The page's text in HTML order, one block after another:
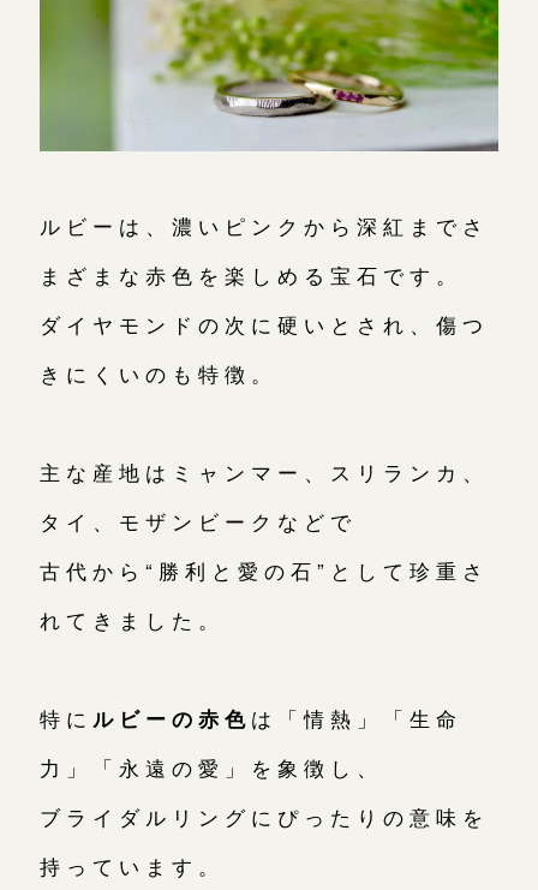
ルビーは、濃いピンクから深紅までさ
まざまな赤色を楽しめる宝石です。
ダイヤモンドの次に硬いとされ、傷つ
きにくいのも特徴。
主な産地はミャンマー、スリランカ、
タイ、モザンビークなどで
古代から“勝利と愛の石”として珍重さ
れてきました。
特に ルビーの赤色 は「情熱」「生命
力」「永遠の愛」を象徴し、
ブライダルリングにぴったりの意味を
持っています。
広島店 来店ご予約
オーダーメイド ご予約